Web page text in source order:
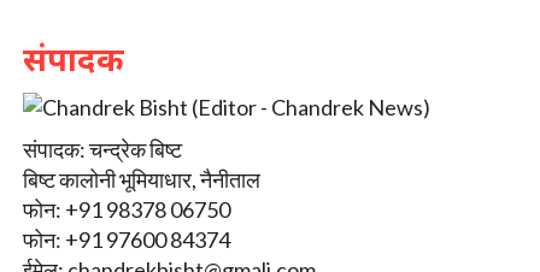
संपादक
संपादक: चन्द्रेक बिष्ट
बिष्ट कालोनी भूमियाधार, नैनीताल
फोन: +91 98378 06750
फोन: +91 97600 84374